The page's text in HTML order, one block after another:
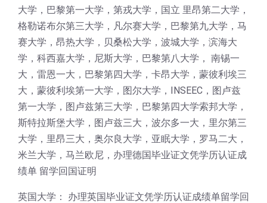
大学，巴黎第一大学，第戎大学，国立 里昂第二大学，
格勒诺布尔第三大学，凡尔赛大学，巴黎第九大学，马
赛大学，昂热大学，贝桑松大学，波城大学，滨海大
学，科西嘉大学，尼斯大学，巴黎第八大学， 南锡一
大，雷恩一大，巴黎第四大学，卡昂大学，蒙彼利埃三
大，蒙彼利埃第一大学，图尔大学，INSEEC，图卢兹
第一大学，图卢兹第三大学，巴黎第四大学索邦大学，
斯特拉斯堡大学，图卢兹三大，波尔多一大，里尔第三
大学，里昂三大，奥尔良大学，亚眠大学，罗马二大，
米兰大学，马兰欧尼，办理德国毕业证文凭学历认证成
绩单 留学回国证明
英国大学： 办理英国毕业证文凭学历认证成绩单留学回